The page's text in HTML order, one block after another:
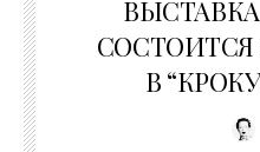
СОСТОИТСЯ
В